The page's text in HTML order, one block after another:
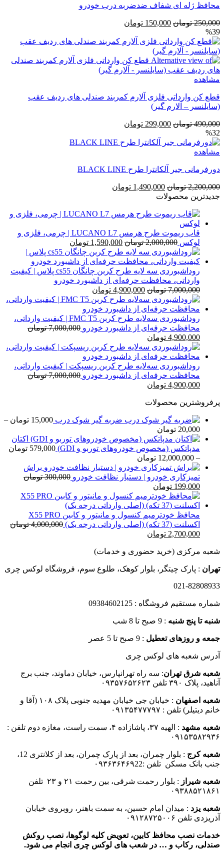
محافظ ژله ای شفاف ضد‌ضربه درب خودرو
250,000 تومان قیمت
250,000 تومان
بود.
150,000 تومان
150,000 تومان
%39
مشاهده
قطع کن وارداتی فلزی آلارم کمربند صندلی های ردیف عقب
(سایلنسر – آلارم گیر)
490,000 تومان قیمت
490,000 تومان
299,000 تومان
299,000 تومان
%32
مشاهده
دورفرمانی جیر آلکانترا طرح BLACK LINE
2,200,000 تومان قیمت
اصلی
بود.
1,490,000 تومان
است.
جدیدترین محصولات
قاب ریموت طرح هرمس LUCANO L7 | چرمی، فلزی و
لوکس 2,000,000 تومان قیمت
اصلی
2,000,000 تومان
بود.
1,590,000 تومان
فعلی
1,590,000 تومان
است.روداشبوردی سه‌ لایه طرح کربن چانگان cs55 پلاس | کیفیت
وارداتی، محافظت حرفه‌ای از داشبورد خودرو
7,000,000 تومان قیمت
اصلی
7,000,000 تومان
بود.
4,900,000 تومان
فعلی
است.
روداشبوردی سه‌لایه طرح کربن FMC T5 | کیفیت وارداتی،
محافظت حرفه‌ای از داشبورد خودرو 7,000,000 تومان
قیمت
اصلی
7,000,000 تومان
بود.
4,900,000 تومان
فعلی
4,900,000 تومان
است.
روداشبوردی سه‌لایه طرح کربن ریسپکت | کیفیت وارداتی،
محافظت حرفه‌ای از داشبورد خودرو 7,000,000 تومان
قیمت
7,000,000 تومان
4,900,000 تومان
پرفروشترین محصولات
ضربه گیر شوک درب 15,000 تومان –
20,000 تومان
قیمت:
15,000 تومان
تا
20,000 تومان
اکتان
مدپاتکس (مخصوص خودروهای توربو و GDI)
579,000 تومان
–
12,000,000 تومان
قیمت:
579,000 تومان
12,000,000 تومان
براش
تمیزکاری خودرو | دستیار نظافت خودرو 300,000 تومان
قیمت
اصلی
300,000 تومان
بود.
199,000 تومان
فعلی
199,000 تومان
است.
محافظ خودترمیم کنسول و مانیتور و کابین X55 PRO
اکسلنت (37 تکه) (اصلی وارداتی درجه یک)
4,000,000 تومان
قیمت
4,000,000 تومان
2,700,000 تومان
2,700,000 تومان
شعبه مرکزی (خرید حضوری و خدمات)
تهران : پارک چیتگر، بلوار کوهک، طلوع سوم، فروشگاه لوکس چری
021-82808933
شماره مستقیم فروشگاه : 09384602125
شنبه تا پنج شنبه : 9 صبح تا 8 شب
جمعه و روزهای تعطیل : 9 صبح تا 5 عصر
آدرس شعبه های لوکس چری
شعبه شرق تهران: سه راه تهرانپارس، خیابان دماوند، جنب برج
آناهید، پلاک ۳۹۰ تلفن ۰۹۳۵۷۶۵۲۶۲۳
شعبه اصفهان
: خیابان جی خیابان مهدیه جنوبی پلاک ۱۰۸ (آقا و
خانم دیتیلر) تلفن : ۰۹۱۳۵۴۷۷۷۹۷
شعبه مشهد
: الهیه ۳۷، پاشازاده ۴، سمت راست، مغازه دوم تلفن :
۰۹۱۵۳۵۸۲۹۳۶
شعبه کرج
: بلوار چمران، بعد از پارک چمران، بعد از کلانتری 12،
جنب بانک مسکن تلفن :۰۹۳۶۳۶۴۶۹22
شعبه شیراز
: بلوار رحمت شرقی، بین رحمت ۲۱ و ۲۳ تلفن
۰۹۳۸۸۵۲۱۸۶۱
شعبه یزد : میدان امام حسین، به سمت باهنر، روبروی خیابان
آذریزدی تلفن ۰۹۱۲۸۷۲۵۰۰۶
خدمات نصب محافظ کابین، تعویض کلیه لوگوها، نصب روکش
صندلی، رکاب و … در شعب های لوکس چری انجام می شود.